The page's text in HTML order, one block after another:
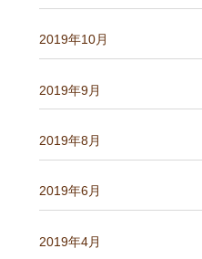
2019年10月
2019年9月
2019年8月
2019年6月
2019年4月